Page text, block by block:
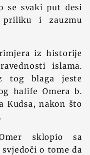
se svaki put desi
priliku i zauzmu
iz historije
islama.
tog blaga jeste
halife Omera b.
Kudsa, nakon što
sklopio sa
o tome da